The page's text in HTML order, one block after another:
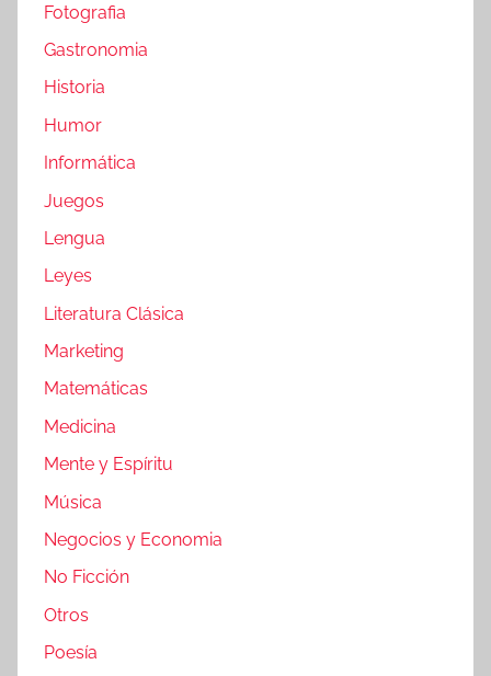
Fotografia
Gastronomia
Historia
Humor
Informática
Juegos
Lengua
Leyes
Literatura Clásica
Marketing
Matemáticas
Medicina
Mente y Espíritu
Música
Negocios y Economia
No Ficción
Otros
Poesía